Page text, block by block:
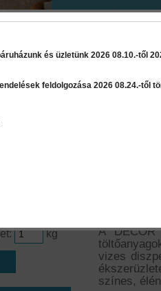
Decor
A DECOR
vizes
színes,
kg
és üzletünk 2026 08.10.-től
feldolgozása 2026 08.24.-től